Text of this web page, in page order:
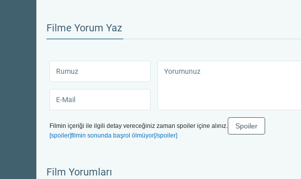
Filme Yorum Yaz
Filmin içeriği ile ilgili detay vereceğiniz zaman spoiler içine alınız.
[spoiler]filmin sonunda başrol ölmüyor[/spoiler]
Spoiler
Film Yorumları